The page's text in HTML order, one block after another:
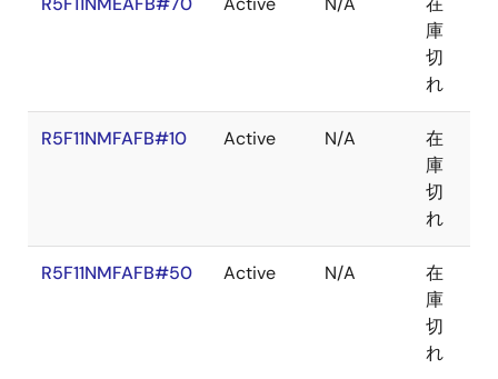
庫
切
れ
R5F11NMFAFB#10 Active N/A
在
庫
切
れ
R5F11NMFAFB#50 Active N/A
在
庫
切
れ